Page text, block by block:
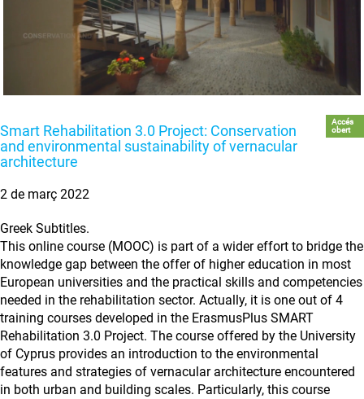
Smart Rehabilitation 3.0 Project: Conservation
and environmental sustainability of vernacular
architecture
Accés
obert
2 de març 2022
Greek Subtitles.
This online course (MOOC) is part of a wider effort to bridge the
knowledge gap between the offer of higher education in most
European universities and the practical skills and competencies
needed in the rehabilitation sector. Actually, it is one out of 4
training courses developed in the ErasmusPlus SMART
Rehabilitation 3.0 Project. The course offered by the University
of Cyprus provides an introduction to the environmental
features and strategies of vernacular architecture encountered
in both urban and building scales. Particularly, this course